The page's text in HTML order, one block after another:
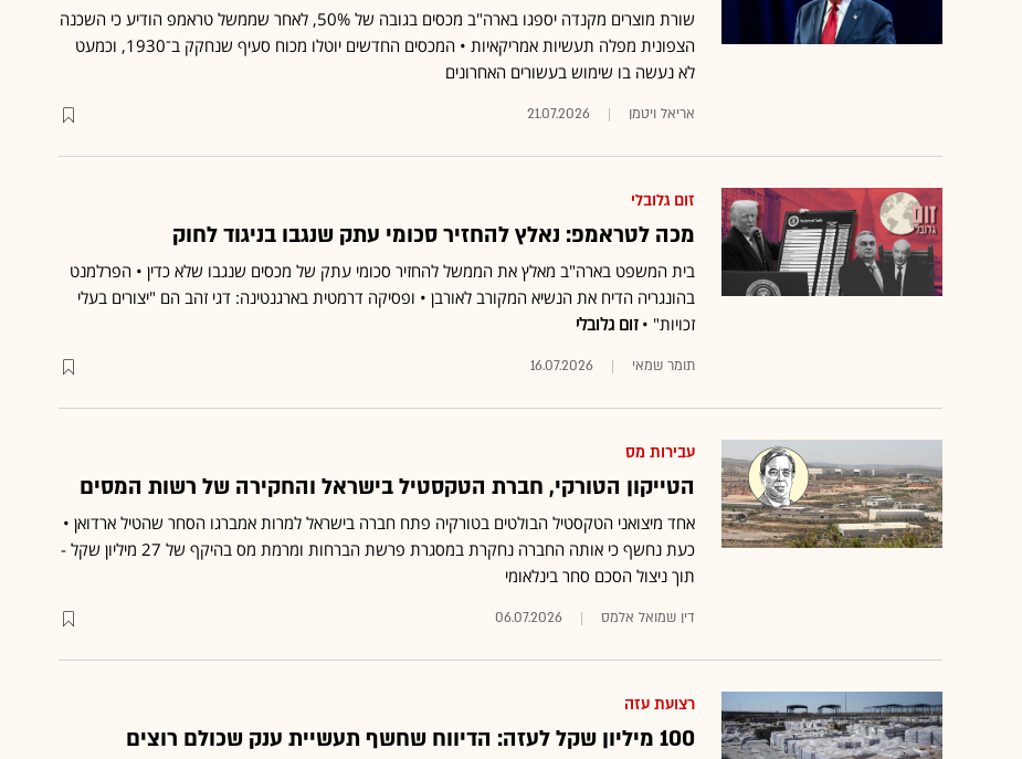
שורת מוצרים מקנדה יספגו בארה"ב מכסים בגובה של 50%, לאחר שממשל טראמפ הודיע כי השכנה
הצפונית מפלה תעשיות אמריקאיות • המכסים החדשים יוטלו מכוח סעיף שנחקק ב־1930, וכמעט
לא נעשה בו שימוש בעשורים האחרונים
אריאל ויטמן 21.07.2026
זום גלובלי
מכה לטראמפ: נאלץ להחזיר סכומי עתק שנגבו בניגוד לחוק
בית המשפט בארה"ב מאלץ את הממשל להחזיר סכומי עתק של מכסים שנגבו שלא כדין • הפרלמנט
בהונגריה הדיח את הנשיא המקורב לאורבן • ופסיקה דרמטית בארגנטינה: דגי זהב הם "יצורים בעלי
זכויות" •זום גלובלי
תומר שמאי 16.07.2026
עבירות מס
הטייקון הטורקי, חברת הטקסטיל בישראל והחקירה של רשות המסים
אחד מיצואני הטקסטיל הבולטים בטורקיה פתח חברה בישראל למרות אמברגו הסחר שהטיל ארדואן •
כעת נחשף כי אותה החברה נחקרת במסגרת פרשת הברחות ומרמת מס בהיקף של 27 מיליון שקל -
תוך ניצול הסכם סחר בינלאומי
דין שמואל אלמס 06.07.2026
רצועת עזה
100 מיליון שקל לעזה: הדיווח שחשף תעשיית ענק שכולם רוצים